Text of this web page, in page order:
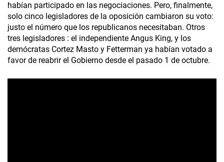
habían participado en las negociaciones. Pero, finalmente,
solo cinco legisladores de la oposición cambiaron su voto:
justo el número que los republicanos necesitaban. Otros
tres legisladores : el independiente Angus King, y los
demócratas Cortez Masto y Fetterman ya habían votado a
favor de reabrir el Gobierno desde el pasado 1 de octubre.